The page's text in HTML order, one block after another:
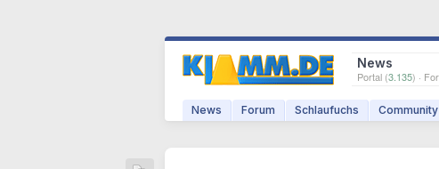
News
Portal (3.135) ·
News Forum Schlaufuchs Community